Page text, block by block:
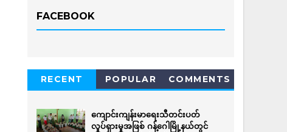
FACEBOOK
RECENT POPULAR COMMENTS
ကျောင်းကျန်းမာရေးသီတင်းပတ်
လှုပ်ရှားမှုအဖြစ် ဂန့်ဂေါမြို့နယ်တွင်